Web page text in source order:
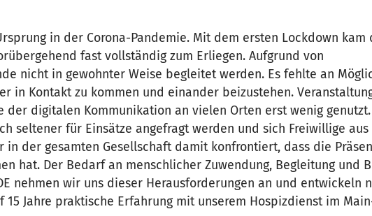
in der Corona-Pandemie. Mit dem ersten Lockdown kam
fast vollständig zum Erliegen. Aufgrund von
nicht in gewohnter Weise begleitet werden. Es fehlte an
in Kontakt zu kommen und einander beizustehen.
der digitalen Kommunikation an vielen Orten erst wenig genutzt.
seltener für Einsätze angefragt werden und sich Freiwillige
der gesamten Gesellschaft damit konfrontiert, dass die
hat. Der Bedarf an menschlicher Zuwendung, Begleitung und
nehmen wir uns dieser Herausforderungen an und entwickeln
Jahre praktische Erfahrung mit unserem Hospizdienst im